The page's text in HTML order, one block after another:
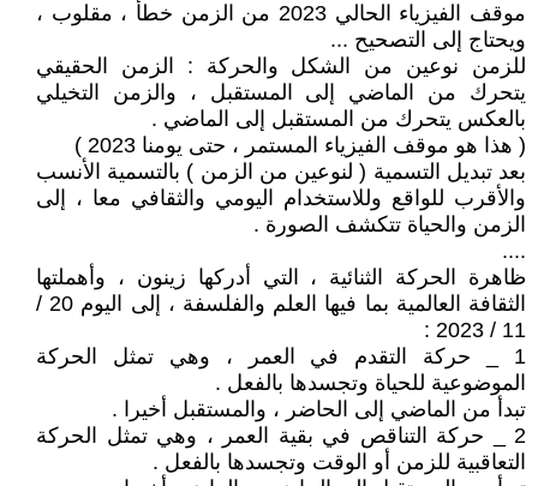
موقف الفيزياء الحالي 2023 من الزمن خطأ ، مقلوب ،
ويحتاج إلى التصحيح ...
للزمن نوعين من الشكل والحركة : الزمن الحقيقي
يتحرك من الماضي إلى المستقبل ، والزمن التخيلي
بالعكس يتحرك من المستقبل إلى الماضي .
( هذا هو موقف الفيزياء المستمر ، حتى يومنا 2023 )
بعد تبديل التسمية ( لنوعين من الزمن ) بالتسمية الأنسب
والأقرب للواقع وللاستخدام اليومي والثقافي معا ، إلى
الزمن والحياة تتكشف الصورة .
....
ظاهرة الحركة الثنائية ، التي أدركها زينون ، وأهملتها
الثقافة العالمية بما فيها العلم والفلسفة ، إلى اليوم 20 /
11 / 2023 :
1 _ حركة التقدم في العمر ، وهي تمثل الحركة
الموضوعية للحياة وتجسدها بالفعل .
تبدأ من الماضي إلى الحاضر ، والمستقبل أخيرا .
2 _ حركة التناقص في بقية العمر ، وهي تمثل الحركة
التعاقبية للزمن أو الوقت وتجسدها بالفعل .